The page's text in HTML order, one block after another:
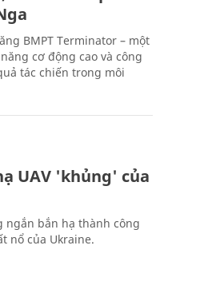
BMPT Terminator – một
cơ động cao và công
tác chiến trong môi
UAV 'khủng' của
ngắn bắn hạ thành công
nổ của Ukraine.